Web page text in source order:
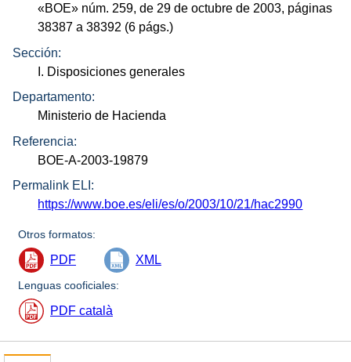
«BOE» núm. 259, de 29 de octubre de 2003, páginas
38387 a 38392 (6 págs.)
Sección:
I. Disposiciones generales
Departamento:
Ministerio de Hacienda
Referencia:
BOE-A-2003-19879
Permalink ELI:
https://www.boe.es/eli/es/o/2003/10/21/hac2990
Otros formatos:
PDF XML
Lenguas cooficiales:
PDF català